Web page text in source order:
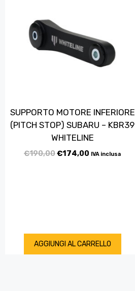
SUPPORTO MOTORE INFERIORE
(PITCH STOP) SUBARU – KBR39
WHITELINE
€190,00€174,00 IVA inclusa
AGGIUNGI AL CARRELLO